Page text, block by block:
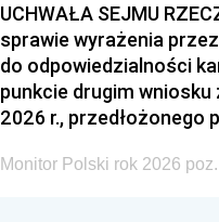
UCHWAŁA SEJMU
sprawie wyrażenia
do odpowiedzialności
punkcie drugim wniosku
2026 r., przedłożonego
Monitor Polski rok 2026